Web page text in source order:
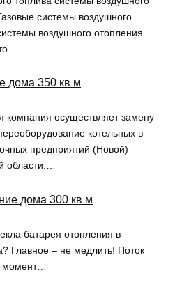
системы воздушного
воздушного отопления
дома 350 кв м
компания осуществляет замену
котельных в
предприятий (Новой)
области.…
дома 300 кв м
батарея отопления в
Главное – не медлить! Поток
момент…